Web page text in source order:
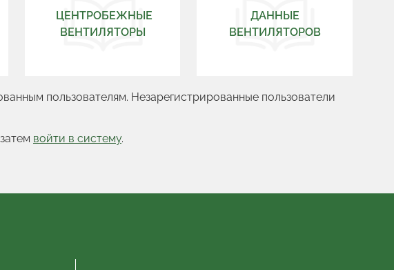
ЦЕНТРОБЕЖНЫЕ
ВЕНТИЛЯТОРЫ
ДАННЫЕ
ВЕНТИЛЯТОРОВ
пользователям. Незарегистрированные пользователи
войти в систему.